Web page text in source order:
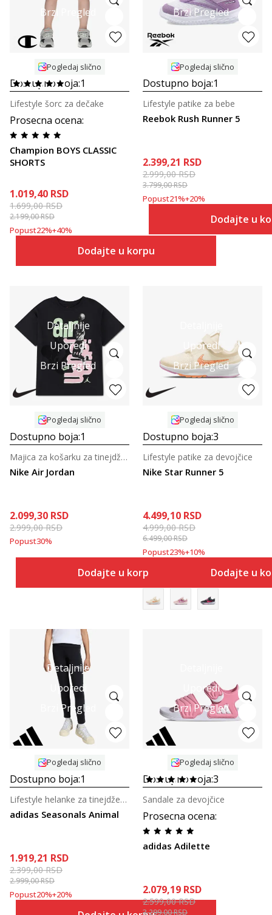
Brzi Pregled
Pogledaj slično
Dostupno boja:1
Prosecna ocena:
Champion BOYS CLASSIC
SHORTS
Lifestyle šorc za dečake
1.019,40 RSD
1.699,00RSD
2.199,00RSD
Popust22%+40%
Dodajte u korpu
Brzi Pregled
Pogledaj slično
Dostupno boja:1
Reebok Rush Runner 5
Lifestyle patike za bebe
2.399,21 RSD
2.999,00RSD
3.799,00RSD
Popust21%+20%
Dodajte u
Detaljnije
Uporedi
Brzi Pregled
Pogledaj slično
Dostupno boja:1
Nike Air Jordan
Majica za košarku za tinejdžerke
2.099,30 RSD
2.999,00RSD
Popust30%
Dodajte u korpu
Uporedi
Brzi Pregled
Pogledaj slično
Dostupno boja:3
Nike Star Runner 5
Lifestyle patike za devojčice
4.499,10 RSD
4.999,00RSD
6.499,00RSD
Popust23%+10%
Dodajte u
Detaljnije
Uporedi
Brzi Pregled
Pogledaj slično
Dostupno boja:1
adidas Seasonals Animal
Lifestyle helanke za tinejdžerke
1.919,21 RSD
2.399,00RSD
2.999,00RSD
Popust20%+20%
Uporedi
Brzi Pregled
Pogledaj slično
Dostupno boja:3
Prosecna ocena:
adidas Adilette
Sandale za devojčice
2.079,19 RSD
2.599,00RSD
3.299,00RSD